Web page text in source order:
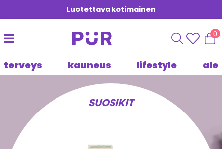
Luotettava kotimainen
0
terveys kauneus lifestyle ale
SUOSIKIT